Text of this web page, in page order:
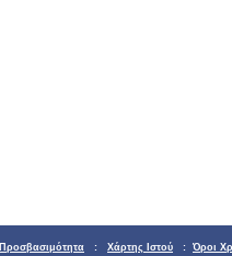
Προσβασιμότητα : Χάρτης Ιστού : Όροι